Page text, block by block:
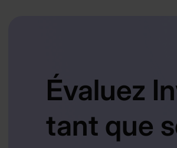
Évaluez
tant que